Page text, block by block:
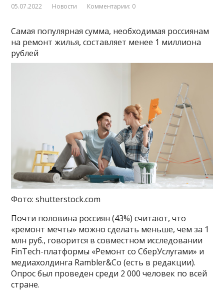
05.07.2022 Новости Комментарии: 0
Самая популярная сумма, необходимая россиянам
на ремонт жилья, составляет менее 1 миллиона
рублей
Фото: shutterstock.com
Почти половина россиян (43%) считают, что
«ремонт мечты» можно сделать меньше, чем за 1
млн руб., говорится в совместном исследовании
FinTech-платформы «Ремонт со СберУслугами» и
медиахолдинга Rambler&Co (есть в редакции).
Опрос был проведен среди 2 000 человек по всей
стране.